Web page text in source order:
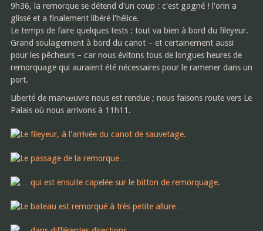
9h36, la remorque se détend d'un coup : c'est gagné ! l'orin a
glissé et a finalement libéré l'hélice.
Le temps de faire quelques tests : tout va bien à bord du fileyeur.
Grand soulagement à bord du canot – et certainement aussi
pour les pêcheurs – car nous évitons tous de longues heures de
remorquage qui auraient été nécessaires pour le ramener dans un
port.
Liberté de manœuvre nous est rendue ; nous faisons route vers Le
Palais où nous arrivons à 11h11.